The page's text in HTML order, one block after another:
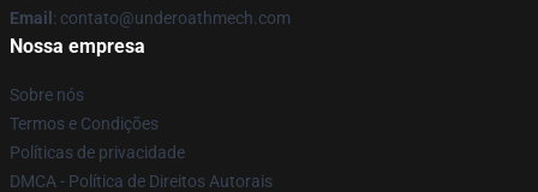
Email : contato@underoathmech.com
Nossa empresa
Sobre nós
Termos e Condições
Políticas de privacidade
DMCA - Política de Direitos Autorais